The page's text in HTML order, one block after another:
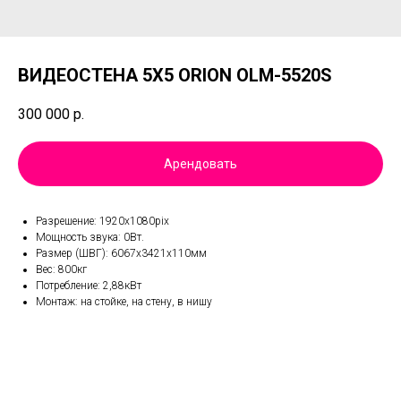
ВИДЕОСТЕНА 5Х5 ORION OLM-5520S
300 000 р.
Арендовать
Разрешение: 1920х1080pix
Мощность звука: 0Вт.
Размер (ШВГ): 6067х3421х110мм
Вес: 800кг
Потребление: 2,88кВт
Монтаж: на стойке, на стену, в нишу